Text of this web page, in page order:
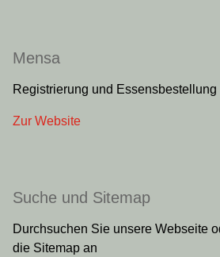
Mensa
Registrierung und Essensbestellung
Zur Website
Suche und Sitemap
Durchsuchen Sie unsere Webseite
die Sitemap an